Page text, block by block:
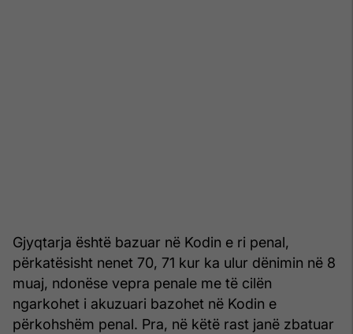
Gjyqtarja është bazuar në Kodin e ri penal,
përkatësisht nenet 70, 71 kur ka ulur dënimin në 8
muaj, ndonëse vepra penale me të cilën
ngarkohet i akuzuari bazohet në Kodin e
përkohshëm penal. Pra, në këtë rast janë zbatuar